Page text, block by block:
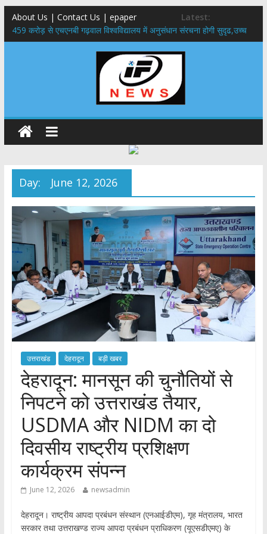
About Us | Contact Us | epaper
Latest:
459 करोड़ से एचएनबी गढ़वाल विश्वविद्यालय में अनुसंधान संरचना होगी सुदृढ,उच्च
शिक्षा मंत्री धन सिंह रावत ने नवनियुक्त केन्द्रीय शिक्षा मंत्री से की मुलाकात
राष्ट्रीय हथकरघा दिवस पर मुख्यमंत्री धामी ने उत्कृष्ट बुनकरों और हस्तशिल्प
​धामी कैबिनेट का बड़ा फैसला: पशुपालकों को 60% तक सब्सिडी, गंगा एक्सप्रेसवे का
​हरिद्वार से वीरभद्र (ऋषिकेश) तक निकली BJYM की भव्य कांवड़ यात्रा; तेजस्वी
सूर्या ने की देश व प्रदेशवासियों के कल्याण की कामना
24×7 अलर्ट मोड में रहें अधिकारी-मुख्य सचिव मानसून-एसईओसी से मुख्य सचिव ने
की विस्तृत समीक्षा कहा-बंद सड़कों को शीघ्र खोला जाए, लोगों को न हो दिक्कत
Day: June 12, 2026
उत्तराखंड देहरादून बड़ी खबर
देहरादून: मानसून की चुनौतियों से
निपटने को उत्तराखंड तैयार,
USDMA और NIDM का दो
दिवसीय राष्ट्रीय प्रशिक्षण
कार्यक्रम संपन्न
June 12, 2026 newsadmin
देहरादून। राष्ट्रीय आपदा प्रबंधन संस्थान (एनआईडीएम), गृह मंत्रालय, भारत
सरकार तथा उत्तराखण्ड राज्य आपदा प्रबंधन प्राधिकरण (यूएसडीएमए) के